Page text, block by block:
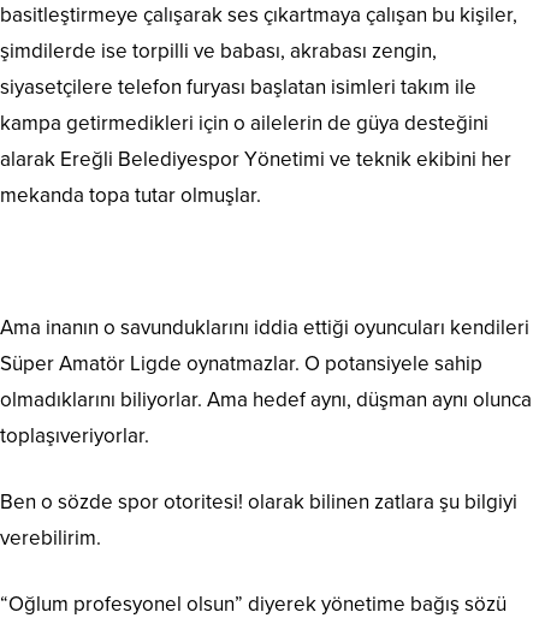
basitleştirmeye çalışarak ses çıkartmaya çalışan bu kişiler,
şimdilerde ise torpilli ve babası, akrabası zengin,
siyasetçilere telefon furyası başlatan isimleri takım ile
kampa getirmedikleri için o ailelerin de güya desteğini
alarak Ereğli Belediyespor Yönetimi ve teknik ekibini her
mekanda topa tutar olmuşlar.
Ama inanın o savunduklarını iddia ettiği oyuncuları kendileri
Süper Amatör Ligde oynatmazlar. O potansiyele sahip
olmadıklarını biliyorlar. Ama hedef aynı, düşman aynı olunca
toplaşıveriyorlar.
Ben o sözde spor otoritesi! olarak bilinen zatlara şu bilgiyi
verebilirim.
“Oğlum profesyonel olsun” diyerek yönetime bağış sözü